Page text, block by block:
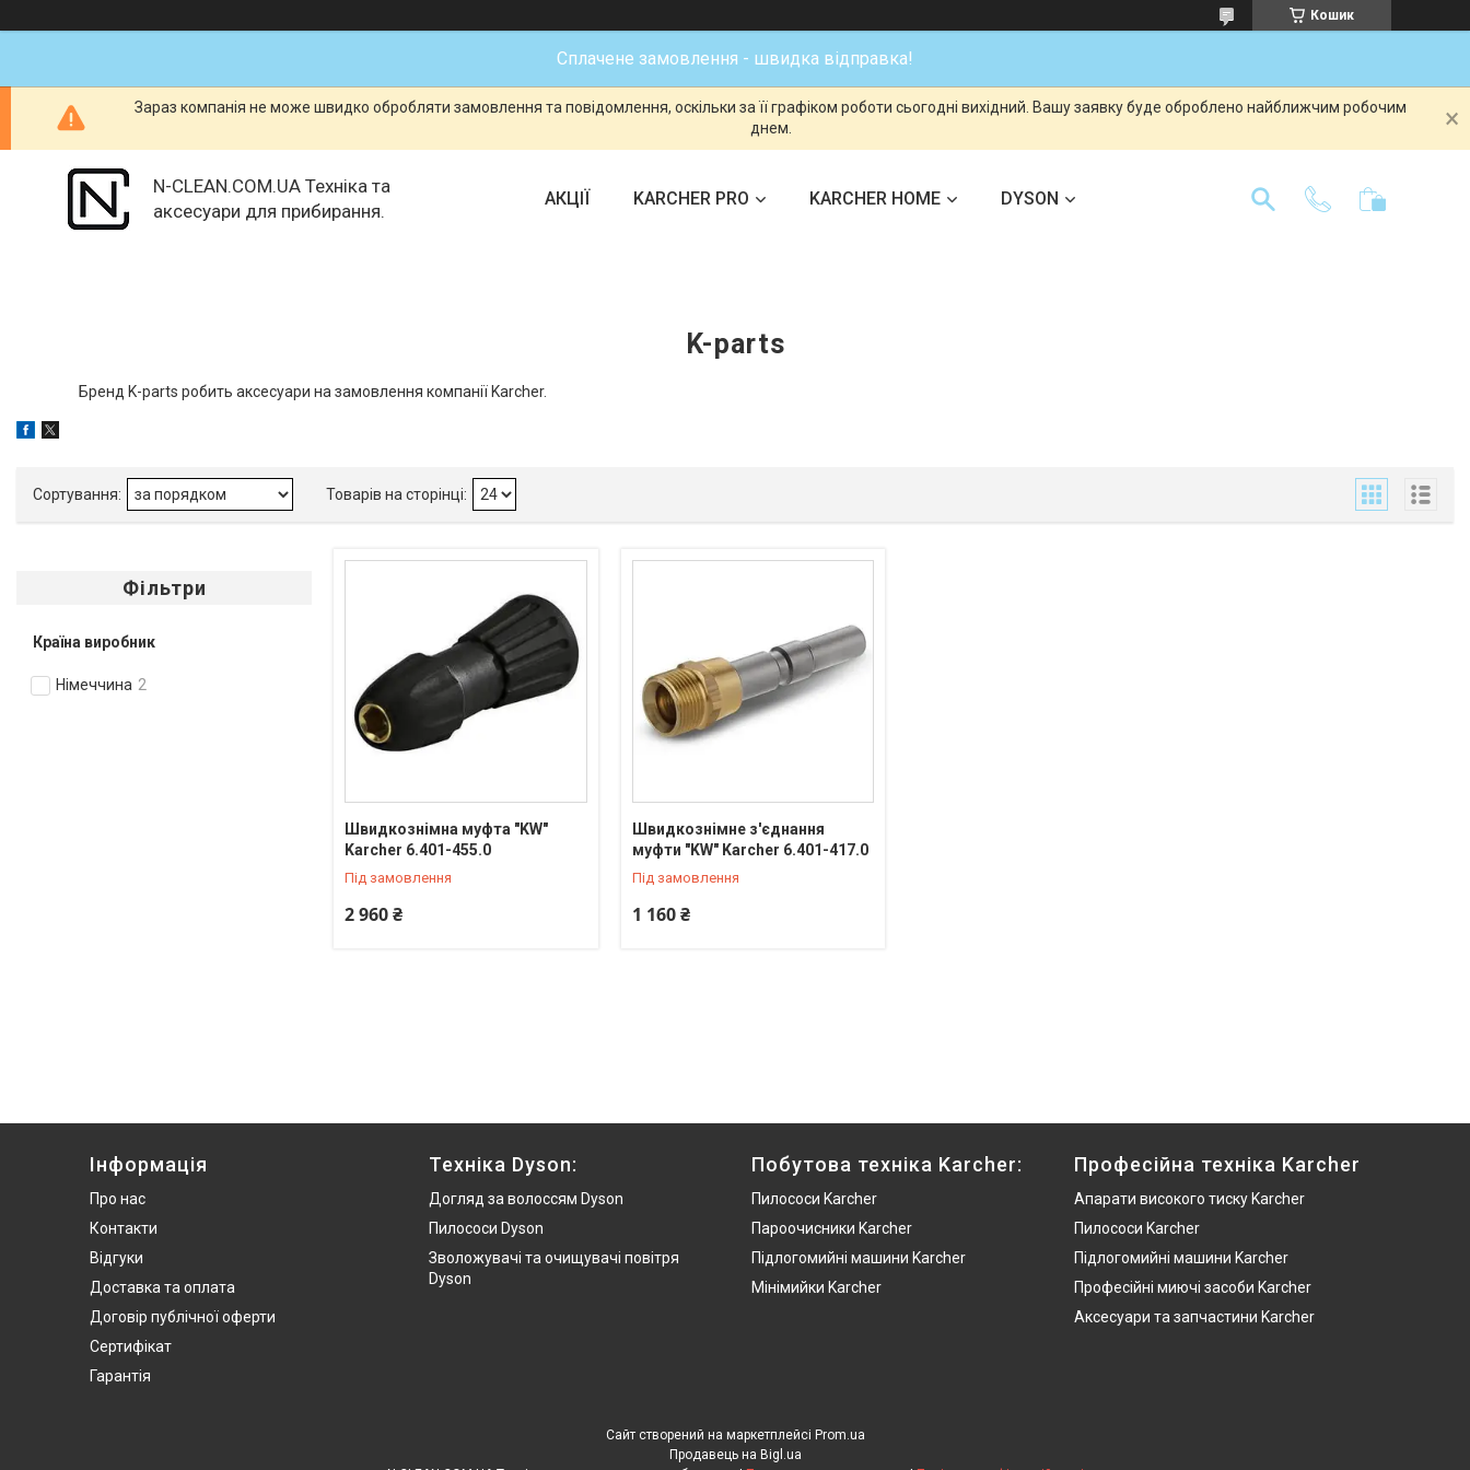
Кошик
Сплачене замовлення - швидка відправка!
Зараз компанія не може швидко обробляти замовлення та повідомлення, оскільки за її графіком роботи сьогодні вихідний. Вашу заявку буде оброблено найближчим робочим
днем.
N-CLEAN.COM.UA Техніка та
аксесуари для прибирання.
АКЦІЇ KARCHER PRO KARCHER HOME DYSON
K-parts
Бренд K-parts робить аксесуари на замовлення компанії Karcher.
Фільтри
Країна виробник
Німеччина 2
Швидкознімна муфта "KW"
Karcher 6.401-455.0
Під замовлення
2 960 ₴
Швидкознімне з'єднання
муфти "KW" Karcher 6.401-417.0
Під замовлення
1 160 ₴
Інформація
Про нас
Контакти
Відгуки
Доставка та оплата
Договір публічної оферти
Сертифікат
Гарантія
Техніка Dyson:
Догляд за волоссям Dyson
Пилососи Dyson
Зволожувачі та очищувачі повітря
Dyson
Побутова техніка Karcher:
Пилососи Karcher
Пароочисники Karcher
Підлогомийні машини Karcher
Мінімийки Karcher
Професійна техніка Karcher
Апарати високого тиску Karcher
Пилососи Karcher
Підлогомийні машини Karcher
Професійні миючі засоби Karcher
Аксесуари та запчастини Karcher
Сайт створений на маркетплейсі Prom.ua
Продавець на Bigl.ua